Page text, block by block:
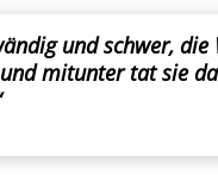
und schwer, die
mitunter tat sie